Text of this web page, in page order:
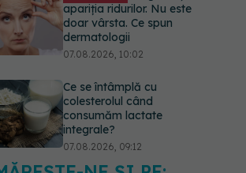
apariția ridurilor. Nu este
doar vârsta. Ce spun
dermatologii
07.08.2026, 10:02
Ce se întâmplă cu
colesterolul când
consumăm lactate
integrale?
07.08.2026, 09:12